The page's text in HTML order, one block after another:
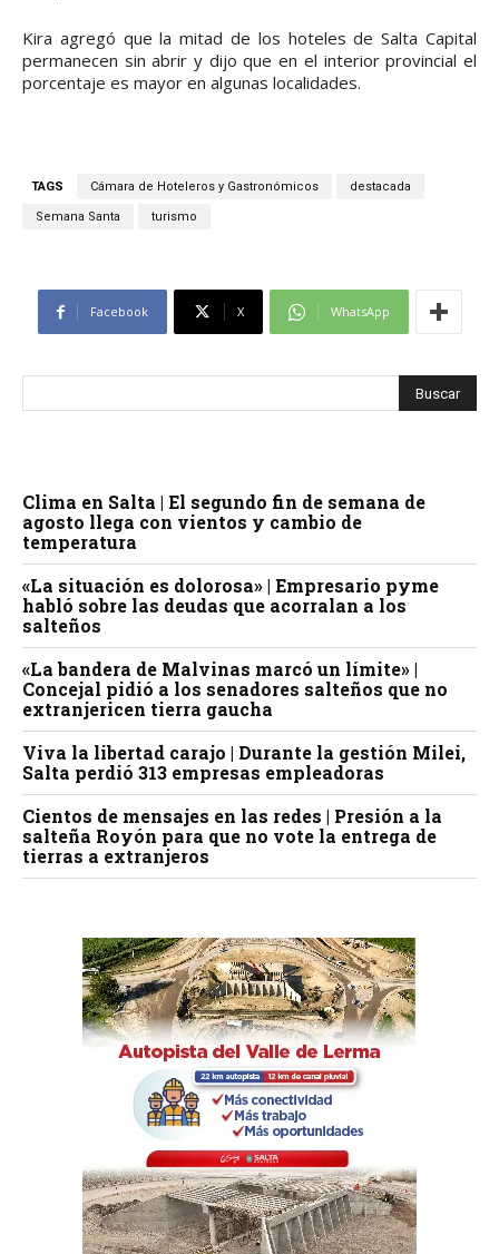
Kira agregó que la mitad de los hoteles de Salta Capital
permanecen sin abrir y dijo que en el interior provincial el
porcentaje es mayor en algunas localidades.
TAGS Cámara de Hoteleros y Gastronómicos destacada
Semana Santa turismo
Facebook X WhatsApp
Clima en Salta | El segundo fin de semana de
agosto llega con vientos y cambio de
temperatura
«La situación es dolorosa» | Empresario pyme
habló sobre las deudas que acorralan a los
salteños
«La bandera de Malvinas marcó un límite» |
Concejal pidió a los senadores salteños que no
extranjericen tierra gaucha
Viva la libertad carajo | Durante la gestión Milei,
Salta perdió 313 empresas empleadoras
Cientos de mensajes en las redes | Presión a la
salteña Royón para que no vote la entrega de
tierras a extranjeros